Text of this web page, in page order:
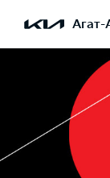
Агат-